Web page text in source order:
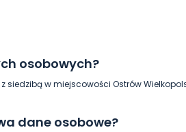
osobowych?
siedzibą w miejscowości Ostrów
dane osobowe?